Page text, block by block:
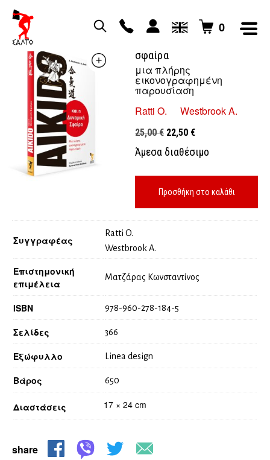
0
σφαίρα
μια πλήρης
εικονογραφημένη
παρουσίαση
Ratti O.
Westbrook A.
25,00€ Original
price
25,00 €.
22,50 €Η
τρέχουσα
τιμή
είναι:
22,50 €.
Άμεσα διαθέσιμο
Προσθήκη στο καλάθι
Διαστάσεις 17 × 24 cm
Συγγραφέας
Ratti O.
Westbrook A.
Επιστημονική
επιμέλεια
Ματζάρας Κωνσταντίνος
ISBN 978-960-278-184-5
Σελίδες 366
Εξώφυλλο Linea design
Βάρος 650
share